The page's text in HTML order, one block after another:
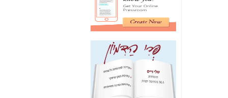
News שהביא לתפירת
תיק לביבי והעלמת
החשודים הנכונים -כאן
אחת הרגליים של "תיק
4000 התפור"
התמוטטה היום
בניצחון (כפול) של בזק
-
כאן
איך כתבות מפנקות